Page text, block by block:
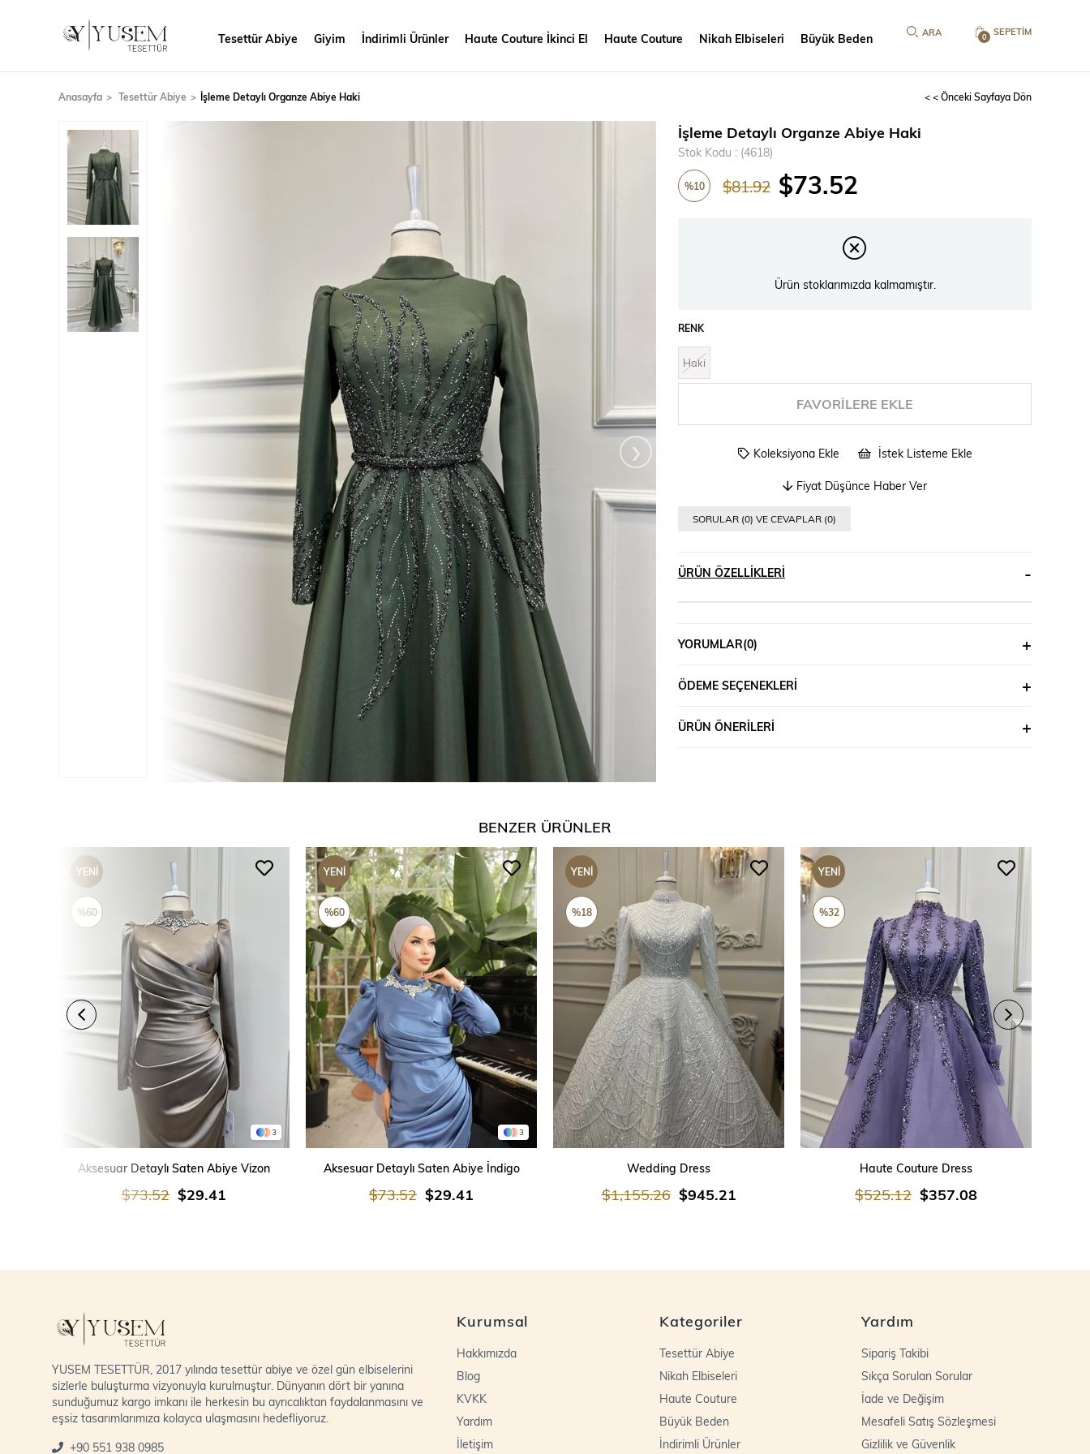
SEPETIM
0
Tesettür Abiye Giyim İndirimli Ürünler Haute Couture İkinci El Haute Couture Nikah Elbiseleri Büyük Beden
Anasayfa Tesettür Abiye İşleme Detaylı Organze Abiye Haki < < Önceki Sayfaya Dön
›
İşleme Detaylı Organze Abiye Haki
Stok Kodu (4618)
%10 $81.92 $73.52
Ürün stoklarımızda kalmamıştır.
RENK
Haki
FAVORILERE EKLE
Koleksiyona Ekle İstek Listeme Ekle
Fiyat Düşünce Haber Ver
SORULAR (0) VE CEVAPLAR (0)
ÜRÜN ÖZELLIKLERI
YORUMLAR(0)
ÖDEME SEÇENEKLERI
ÜRÜN ÖNERILERI
BENZER ÜRÜNLER
3
Aksesuar Detaylı Saten Abiye Vizon
$29.41
$73.52
YENI
ÜRÜN
%60
3
Aksesuar Detaylı Saten Abiye İndigo
$29.41
$73.52
YENI
ÜRÜN
%60
Wedding Dress
$945.21
$1,155.26
YENI
ÜRÜN
%18
Haute Couture Dress
$357.08
$525.12
YENI
ÜRÜN
%32
YUSEM TESETTÜR, 2017 yılında tesettür abiye ve özel gün elbiselerini
sizlerle buluşturma vizyonuyla kurulmuştur. Dünyanın dört bir yanına
sunduğumuz kargo imkanı ile herkesin bu ayrıcalıktan faydalanmasını ve
eşsiz tasarımlarımıza kolayca ulaşmasını hedefliyoruz.
+90 551 938 0985
Kurumsal
Hakkımızda
Blog
KVKK
Yardım
İletişim
Kategoriler
Tesettür Abiye
Nikah Elbiseleri
Haute Couture
Büyük Beden
İndirimli Ürünler
Yardım
Sipariş Takibi
Sıkça Sorulan Sorular
İade ve Değişim
Mesafeli Satış Sözleşmesi
Gizlilik ve Güvenlik